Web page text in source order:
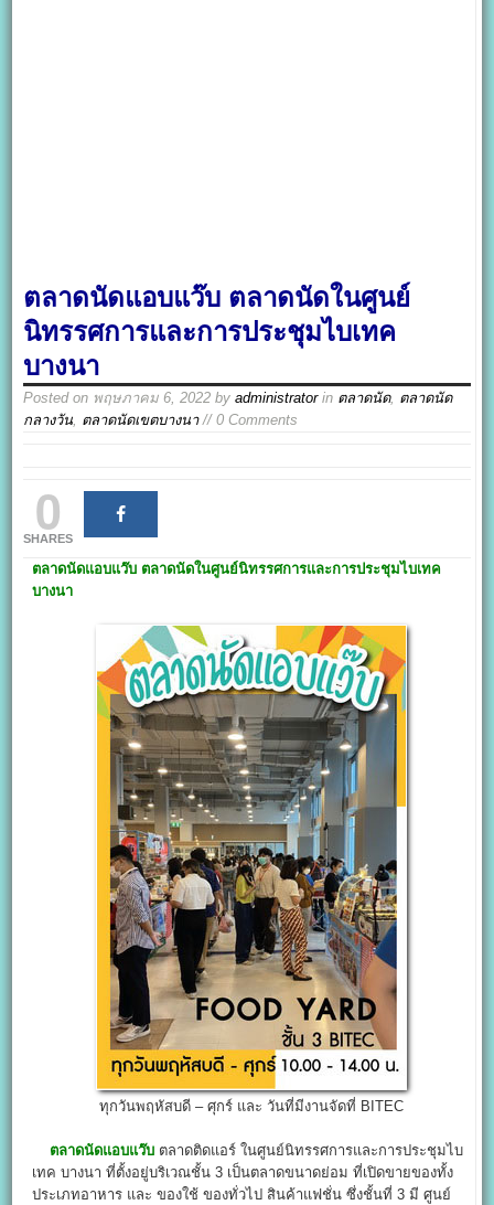
ตลาดนัดแอบแว๊บ ตลาดนัดในศูนย์
นิทรรศการและการประชุมไบเทค
บางนา
Posted on พฤษภาคม 6, 2022 byadministratorin ตลาดนัด, ตลาดนัด
กลางวัน, ตลาดนัดเขตบางนา// 0 Comments
0
SHARES
ตลาดนัดแอบแว๊บ ตลาดนัดในศูนย์นิทรรศการและการประชุมไบเทค
บางนา
ทุกวันพฤหัสบดี – ศุกร์ และ วันที่มีงานจัดที่ BITEC
ตลาดนัดแอบแว๊บ ตลาดติดแอร์ ในศูนย์นิทรรศการและการประชุมไบ
เทค บางนา ที่ตั้งอยู่บริเวณชั้น 3 เป็นตลาดขนาดย่อม ที่เปิดขายของทั้ง
ประเภทอาหาร และ ของใช้ ของทั่วไป สินค้าแฟชั่น ซึ่งชั้นที่ 3 มี ศูนย์